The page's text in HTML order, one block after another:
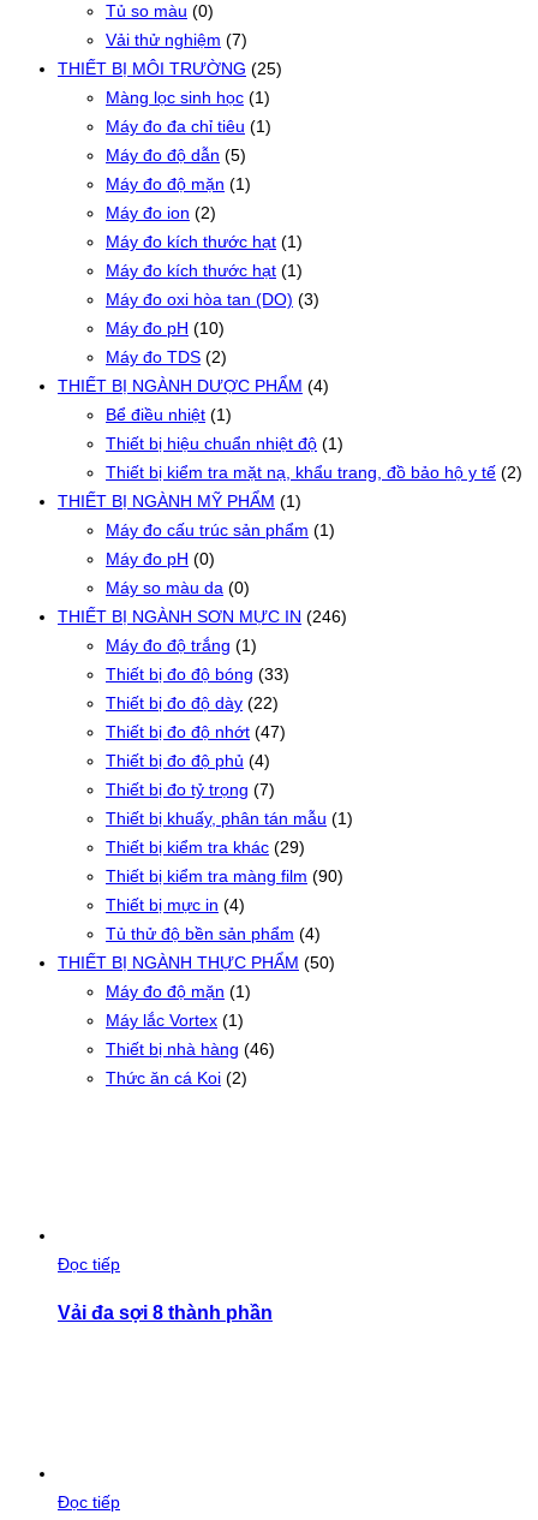
Tủ so màu (0)
Vải thử nghiệm (7)
THIẾT BỊ MÔI TRƯỜNG (25)
Màng lọc sinh học (1)
Máy đo đa chỉ tiêu (1)
Máy đo độ dẫn (5)
Máy đo độ mặn (1)
Máy đo ion (2)
Máy đo kích thước hạt (1)
Máy đo kích thước hạt (1)
Máy đo oxi hòa tan (DO) (3)
Máy đo pH (10)
Máy đo TDS (2)
THIẾT BỊ NGÀNH DƯỢC PHẨM (4)
Bể điều nhiệt (1)
Thiết bị hiệu chuẩn nhiệt độ (1)
Thiết bị kiểm tra mặt nạ, khẩu trang, đồ bảo hộ y tế (2)
THIẾT BỊ NGÀNH MỸ PHẨM (1)
Máy đo cấu trúc sản phẩm (1)
Máy đo pH (0)
Máy so màu da (0)
THIẾT BỊ NGÀNH SƠN MỰC IN (246)
Máy đo độ trắng (1)
Thiết bị đo độ bóng (33)
Thiết bị đo độ dày (22)
Thiết bị đo độ nhớt (47)
Thiết bị đo độ phủ (4)
Thiết bị đo tỷ trọng (7)
Thiết bị khuấy, phân tán mẫu (1)
Thiết bị kiểm tra khác (29)
Thiết bị kiểm tra màng film (90)
Thiết bị mực in (4)
Tủ thử độ bền sản phẩm (4)
THIẾT BỊ NGÀNH THỰC PHẨM (50)
Máy đo độ mặn (1)
Máy lắc Vortex (1)
Thiết bị nhà hàng (46)
Thức ăn cá Koi (2)
Đọc tiếp
Vải đa sợi 8 thành phần
Đọc tiếp